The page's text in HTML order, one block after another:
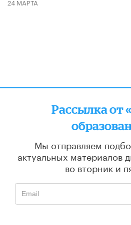
Рассылка от
Мы отправляем
актуальных материалов
во вторник и